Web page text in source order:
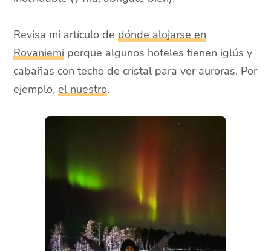
Revisa mi artículo dedónde alojarse en
Rovaniemi porque algunos hoteles tienen iglús y
cabañas con techo de cristal para ver auroras. Por
ejemplo,el nuestro.